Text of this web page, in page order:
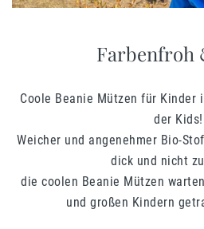
Farbenfroh
Coole Beanie Mützen für
der Kids!
Weicher und angenehmer Bio-
dick und nicht
die coolen Beanie Mützen
und großen Kindern